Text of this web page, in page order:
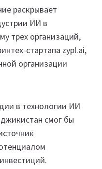
раскрывает
ИИ в
трех организаций,
стартапа zypl.ai,
организации
в технологии ИИ
смог бы